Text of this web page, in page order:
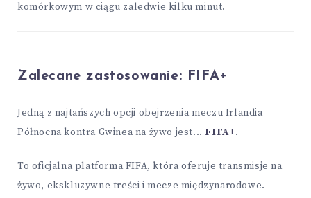
komórkowym w ciągu zaledwie kilku minut.
Zalecane zastosowanie: FIFA+
Jedną z najtańszych opcji obejrzenia meczu Irlandia
Północna kontra Gwinea na żywo jest... FIFA+.
To oficjalna platforma FIFA, która oferuje transmisje na
żywo, ekskluzywne treści i mecze międzynarodowe.